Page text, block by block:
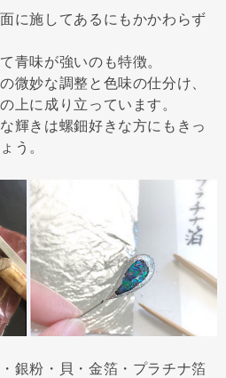
に施してあるにもかかわらず
青味が強いのも特徴。
微妙な調整と色味の仕分け、
上に成り立っています。
輝きは螺鈿好きな方にもきっ
う。
銀粉・貝・金箔・プラチナ箔